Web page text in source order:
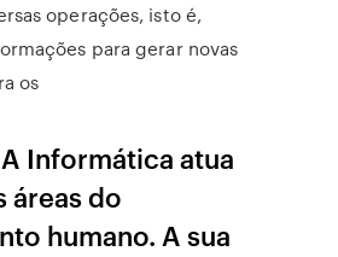
operações, isto é,
para gerar novas
os
Informática atua
áreas do
humano. A sua